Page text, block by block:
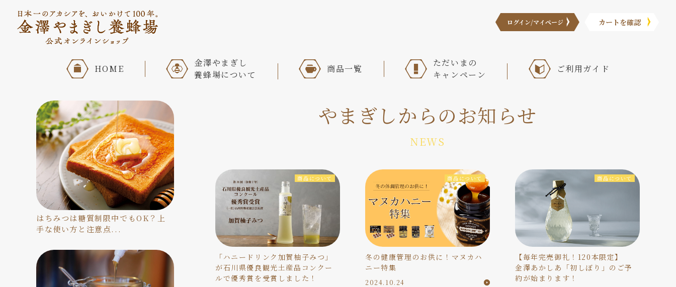
ログイン/マイページ カートを確認
HOME
金澤やまぎし
養蜂場について
商品一覧
ただいまの
キャンペーン
ご利⽤ガイド
はちみつは糖質制限中でもOK？上
手な使い方と注意点...
やまぎしからのお知らせ
NEWS
商品について
「ハニードリンク加賀柚子みつ」
が石川県優良観光土産品コンクー
ルで優秀賞を受賞しました！
商品について
冬の健康管理のお供に！マヌカハ
ニー特集
2024.10.24
商品について
【毎年完売御礼！120本限定】
金澤あかしあ「初しぼり」のご予
約が始まります！